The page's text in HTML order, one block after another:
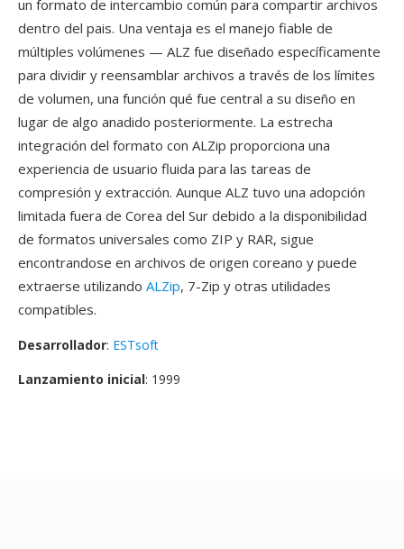
un formato de intercambio común para compartir archivos
dentro del pais. Una ventaja es el manejo fiable de
múltiples volúmenes — ALZ fue diseñado específicamente
para dividir y reensamblar archivos a través de los límites
de volumen, una función qué fue central a su diseño en
lugar de algo anadido posteriormente. La estrecha
integración del formato con ALZip proporciona una
experiencia de usuario fluida para las tareas de
compresión y extracción. Aunque ALZ tuvo una adopción
limitada fuera de Corea del Sur debido a la disponibilidad
de formatos universales como ZIP y RAR, sigue
encontrandose en archivos de origen coreano y puede
extraerse utilizando ALZip, 7-Zip y otras utilidades
compatibles.
Desarrollador: ESTsoft
Lanzamiento inicial: 1999